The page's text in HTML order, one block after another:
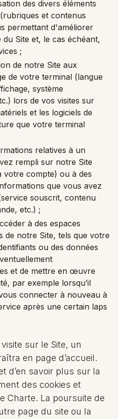
des divers éléments
et contenus
permettant d'améliorer
Site et, le cas échéant,
;
de notre Site aux
de votre terminal (langue
système
lors de vos visites sur
et les logiciels de
que votre terminal
relatives à un
rempli sur notre Site
votre compte) ou à des
que vous avez
souscrit, contenu
etc.) ;
à des espaces
de notre Site, tels que votre
ou des données
et de mettre en œuvre
par exemple lorsqu’il
connecter à nouveau à
après une certain laps
sur le Site, un
en page d’accueil.
d’en savoir plus sur la
des cookies et
Charte. La poursuite de
page du site ou la